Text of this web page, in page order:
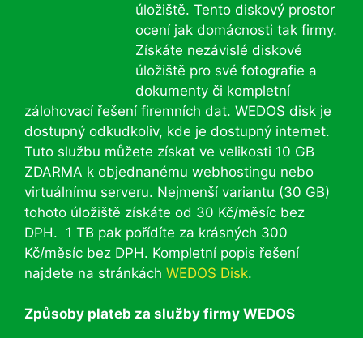
úložiště. Tento diskový prostor
ocení jak domácnosti tak firmy.
Získáte nezávislé diskové
úložiště pro své fotografie a
dokumenty či kompletní
zálohovací řešení firemních dat. WEDOS disk je
dostupný odkudkoliv, kde je dostupný internet.
Tuto službu můžete získat ve velikosti 10 GB
ZDARMA k objednanému webhostingu nebo
virtuálnímu serveru. Nejmenší variantu (30 GB)
tohoto úložiště získáte od 30 Kč/měsíc bez
DPH. 1 TB pak pořídíte za krásných 300
Kč/měsíc bez DPH. Kompletní popis řešení
najdete na stránkách WEDOS Disk.
Způsoby plateb za služby firmy WEDOS